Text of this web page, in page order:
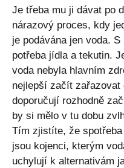
Je třeba mu ji dávat po
nárazový proces, kdy
je podávána jen voda.
potřeba jídla a tekutin.
voda nebyla hlavním
nejlepší začít zařazovat
doporučují rozhodně
by si mělo v tu dobu
Tím zjistíte, že
jsou kojenci, kterým
uchylují k alternativám